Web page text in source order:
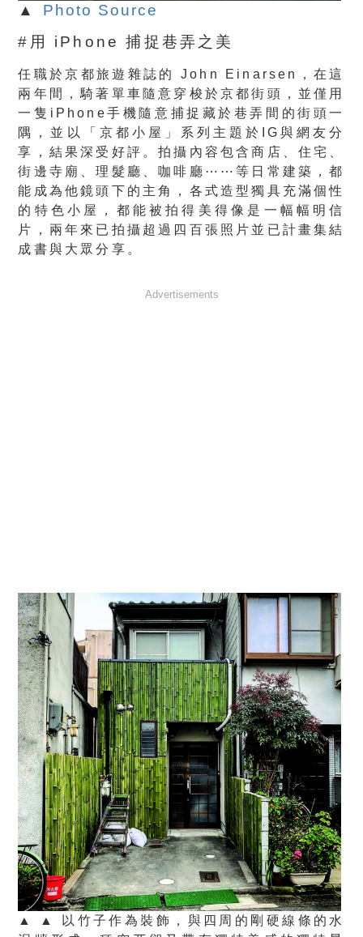
▲ Photo Source
#用 iPhone 捕捉巷弄之美
任職於京都旅遊雜誌的 John Einarsen，在這
兩年間，騎著單車隨意穿梭於京都街頭，並僅用
一隻iPhone手機隨意捕捉藏於巷弄間的街頭一
隅，並以「京都小屋」系列主題於IG與網友分
享，結果深受好評。拍攝內容包含商店、住宅、
街邊寺廟、理髮廳、咖啡廳⋯⋯等日常建築，都
能成為他鏡頭下的主角，各式造型獨具充滿個性
的特色小屋，都能被拍得美得像是一幅幅明信
片，兩年來已拍攝超過四百張照片並已計畫集結
成書與大眾分享。
Advertisements
▲ ▲ 以竹子作為裝飾，與四周的剛硬線條的水